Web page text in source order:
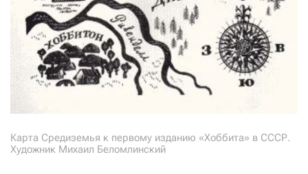
Карта Средиземья к первому изданию «Хоббита» в СССР.
Художник Михаил Беломлинский